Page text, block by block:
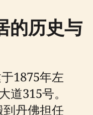
的历史与
1875年左
道315号。
到丹佛担任